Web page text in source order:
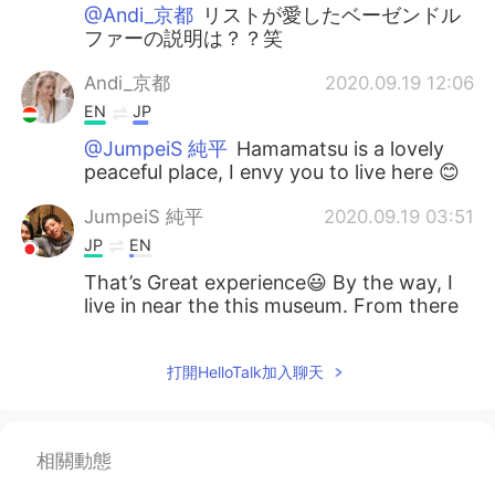
@Andi_京都 リストが愛したベーゼンドル
ファーの説明は？？笑
Andi_京都 2020.09.19 12:06
EN JP
@JumpeiS 純平 Hamamatsu is a lovely
peaceful place, I envy you to live here 😊
JumpeiS 純平 2020.09.19 03:51
JP EN
That’s Great experience😃 By the way, I
live in near the this museum. From there
2020.09.17 14:29
打開HelloTalk加入聊天
相關動態